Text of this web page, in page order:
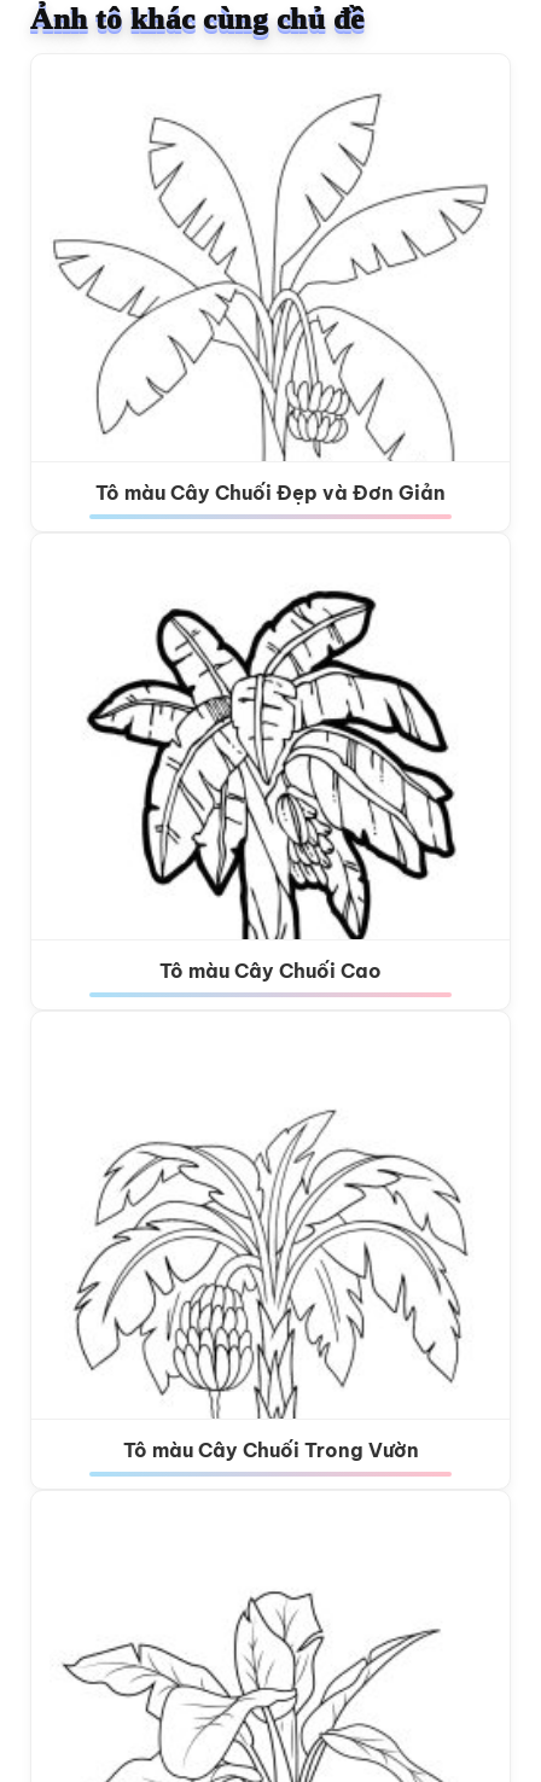
Ảnh tô khác cùng chủ đề
Tô màu Cây Chuối Đẹp và Đơn Giản
Tô màu Cây Chuối Cao
Tô màu Cây Chuối Trong Vườn